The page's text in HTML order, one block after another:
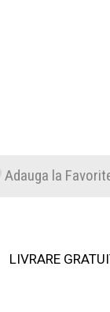
Adauga la
LIVRARE